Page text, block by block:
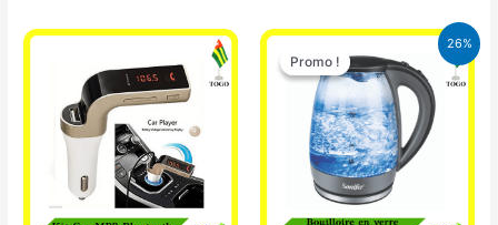
26%
Promo !
Promo !
Le
prix
initial
16.900 CFA.
Le
prix
actuel
est :
12.500 CFA.